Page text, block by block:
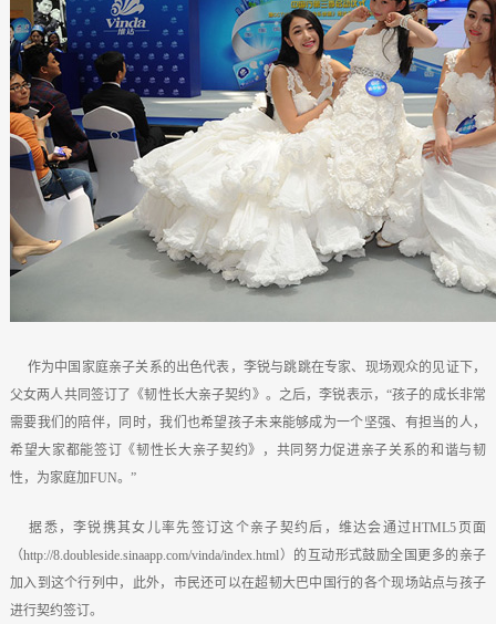
作为中国家庭亲子关系的出色代表，李锐与跳跳在专家、现场观众的见证下，
父女两人共同签订了《韧性长大亲子契约》。之后，李锐表示，“孩子的成长非常
需要我们的陪伴，同时，我们也希望孩子未来能够成为一个坚强、有担当的人，
希望大家都能签订《韧性长大亲子契约》，共同努力促进亲子关系的和谐与韧
性，为家庭加FUN。”
据悉，李锐携其女儿率先签订这个亲子契约后，维达会通过HTML5页面
（http://8.doubleside.sinaapp.com/vinda/index.html）的互动形式鼓励全国更多的亲子
加入到这个行列中，此外，市民还可以在超韧大巴中国行的各个现场站点与孩子
进行契约签订。